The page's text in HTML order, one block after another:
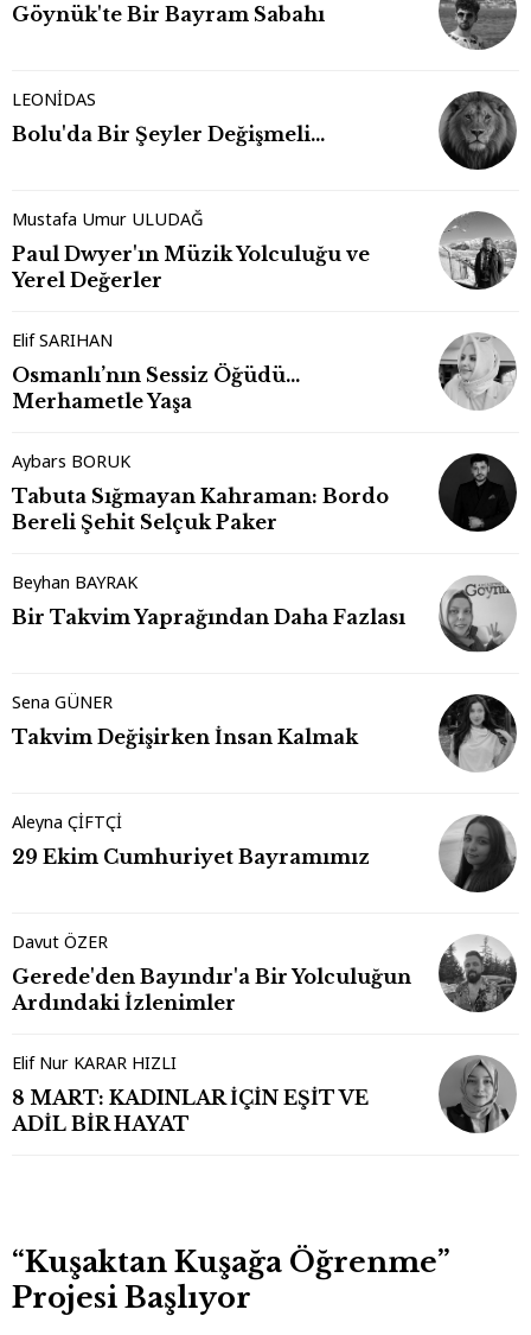
Göynük'te Bir Bayram Sabahı
LEONİDAS
Bolu'da Bir Şeyler Değişmeli…
Mustafa Umur ULUDAĞ
Paul Dwyer'ın Müzik Yolculuğu ve
Yerel Değerler
Elif SARIHAN
Osmanlı’nın Sessiz Öğüdü…
Merhametle Yaşa
Aybars BORUK
Tabuta Sığmayan Kahraman: Bordo
Bereli Şehit Selçuk Paker
Beyhan BAYRAK
Bir Takvim Yaprağından Daha Fazlası
Sena GÜNER
Takvim Değişirken İnsan Kalmak
Aleyna ÇİFTÇİ
29 Ekim Cumhuriyet Bayramımız
Davut ÖZER
Gerede'den Bayındır'a Bir Yolculuğun
Ardındaki İzlenimler
Elif Nur KARAR HIZLI
8 MART: KADINLAR İÇİN EŞİT VE
ADİL BİR HAYAT
“Kuşaktan Kuşağa Öğrenme”
Projesi Başlıyor